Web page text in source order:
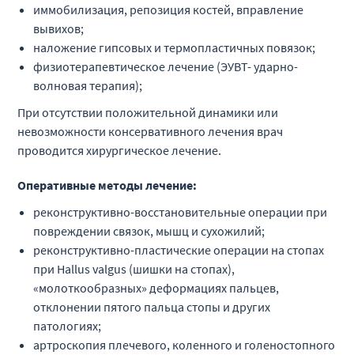
иммобилизация, репозиция костей, вправление
вывихов;
наложение гипсовых и термопластичных повязок;
физиотерапевтическое лечение (ЭУВТ- ударно-
волновая терапия);
При отсутствии положительной динамики или
невозможности консервативного лечения врач
проводится хирургическое лечение.
Оперативные методы лечение:
реконструктивно-восстановительные операции при
повреждении связок, мышц и сухожилий;
реконструктивно-пластические операции на стопах
при Hallus valgus (шишки на стопах),
«молоткообразных» деформациях пальцев,
отклонении пятого пальца стопы и других
патологиях;
артроскопия плечевого, коленного и голеностопного